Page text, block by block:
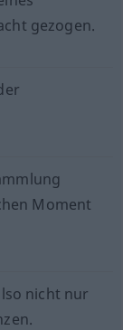
gezogen.
Moment
nicht nur